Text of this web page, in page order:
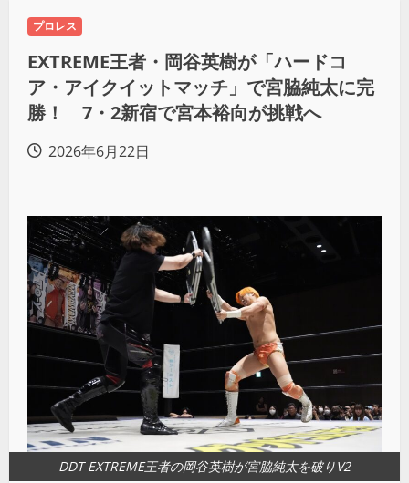
プロレス
EXTREME王者・岡谷英樹が「ハードコ
ア・アイクイットマッチ」で宮脇純太に完
勝！ 7・2新宿で宮本裕向が挑戦へ
2026年6月22日
DDT EXTREME王者の岡谷英樹が宮脇純太を破りV2